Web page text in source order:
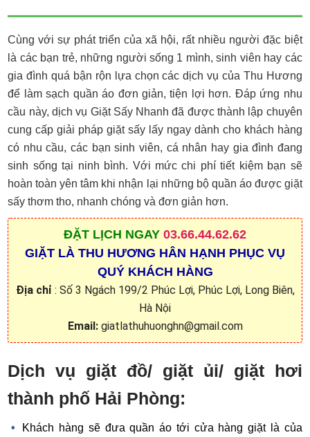
Cùng với sự phát triển của xã hội, rất nhiều người đặc biệt
là các bạn trẻ, những người sống 1 mình, sinh viên hay các
gia đình quá bận rộn lựa chọn các dịch vụ của Thu Hương
để làm sạch quần áo đơn giản, tiện lợi hơn. Đáp ứng nhu
cầu này, dịch vụ Giặt Sấy Nhanh đã được thành lập chuyên
cung cấp giải pháp giặt sấy lấy ngay dành cho khách hàng
có nhu cầu, các bạn sinh viên, cá nhân hay gia đình đang
sinh sống tại ninh bình. Với mức chi phí tiết kiệm bạn sẽ
hoàn toàn yên tâm khi nhận lại những bộ quần áo được giặt
sấy thơm tho, nhanh chóng và đơn giản hơn.
ĐẶT LỊCH NGAY 03.66.44.62.62
GIẶT LÀ THU HƯƠNG HÂN HẠNH PHỤC VỤ
QUÝ KHÁCH HÀNG
Địa chỉ : Số 3 Ngách 199/2 Phúc Lợi, Phúc Lợi, Long Biên,
Hà Nội
Email:giatlathuhuonghn@gmail.com
Dịch vụ giặt đồ/ giặt ủi/ giặt hơi
thành phố Hải Phòng:
Khách hàng sẽ đưa quần áo tới cửa hàng giặt là của